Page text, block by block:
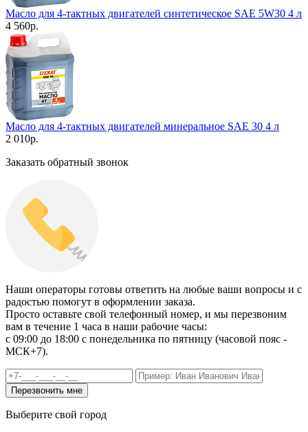
Масло для 4-тактных двигателей синтетическое SAE 5W30 4 л
4 560р.
Масло для 4-тактных двигателей минеральное SAE 30 4 л
2 010р.
Заказать обратный звонок
Наши операторы готовы ответить на любые ваши вопросы и с
радостью помогут в оформлении заказа.
Просто оставьте свой телефонный номер, и мы перезвоним
вам в течение 1 часа в наши рабочие часы:
c 09:00 до 18:00 с понедельника по пятницу (часовой пояс -
МСК+7).
Выберите свой город